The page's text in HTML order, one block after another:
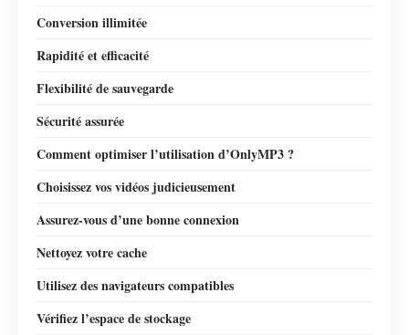
Conversion illimitée
Rapidité et efficacité
Flexibilité de sauvegarde
Sécurité assurée
Comment optimiser l’utilisation d’OnlyMP3 ?
Choisissez vos vidéos judicieusement
Assurez-vous d’une bonne connexion
Nettoyez votre cache
Utilisez des navigateurs compatibles
Vérifiez l’espace de stockage